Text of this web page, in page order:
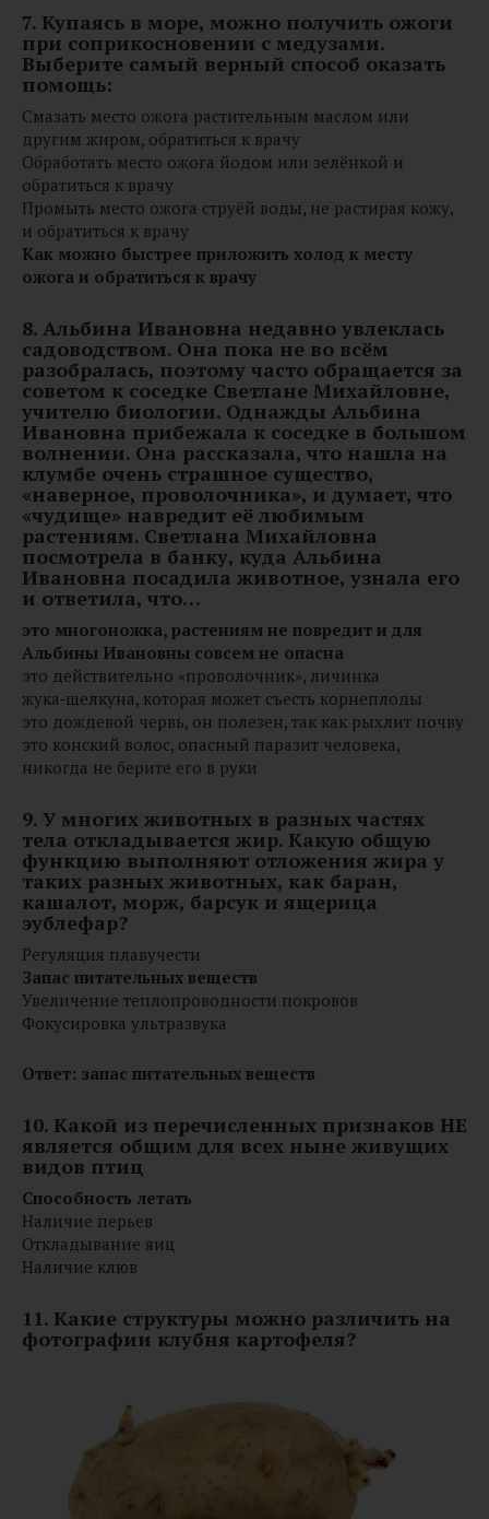
7. Купаясь в море, можно получить ожоги
при соприкосновении с медузами.
Выберите самый верный способ оказать
помощь:
Смазать место ожога растительным маслом или
другим жиром, обратиться к врачу
Обработать место ожога йодом или зелёнкой и
обратиться к врачу
Промыть место ожога струёй воды, не растирая кожу,
и обратиться к врачу
Как можно быстрее приложить холод к месту
ожога и обратиться к врачу
8. Альбина Ивановна недавно увлеклась
садоводством. Она пока не во всём
разобралась, поэтому часто обращается за
советом к соседке Светлане Михайловне,
учителю биологии. Однажды Альбина
Ивановна прибежала к соседке в большом
волнении. Она рассказала, что нашла на
клумбе очень страшное существо,
«наверное, проволочника», и думает, что
«чудище» навредит её любимым
растениям. Светлана Михайловна
посмотрела в банку, куда Альбина
Ивановна посадила животное, узнала его
и ответила, что…
это многоножка, растениям не повредит и для
Альбины Ивановны совсем не опасна
это действительно «проволочник», личинка
жука‑щелкуна, которая может съесть корнеплоды
это дождевой червь, он полезен, так как рыхлит почву
это конский волос, опасный паразит человека,
никогда не берите его в руки
9. У многих животных в разных частях
тела откладывается жир. Какую общую
функцию выполняют отложения жира у
таких разных животных, как баран,
кашалот, морж, барсук и ящерица
эублефар?
Регуляция плавучести
Запас питательных веществ
Увеличение теплопроводности покровов
Фокусировка ультразвука
Ответ: запас питательных веществ
10. Какой из перечисленных признаков НЕ
является общим для всех ныне живущих
видов птиц
Способность летать
Наличие перьев
Откладывание яиц
Наличие клюв
11. Какие структуры можно различить на
фотографии клубня картофеля?